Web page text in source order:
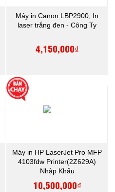
Máy in Canon LBP2900, In
laser trắng đen - Công Ty
4,150,000₫
Máy in HP LaserJet Pro MFP
4103fdw Printer(2Z629A)
Nhập Khẩu
10,500,000₫